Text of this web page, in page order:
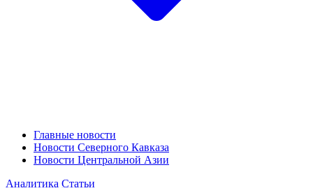
Главные новости
Новости Северного Кавказа
Новости Центральной Азии
Аналитика Статьи